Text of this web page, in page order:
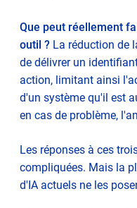
Que peut réellement
outil ? La réduction de
de délivrer un
action, limitant ainsi
d'un système qu'il est
en cas de problème,
Les réponses à ces
compliquées. Mais la
d'IA actuels ne les